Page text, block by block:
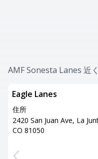
AMF Sonesta Lanes 近
Eagle Lanes
住所
2420 San Juan Ave, La
CO 81050